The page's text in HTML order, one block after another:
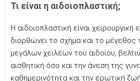
Τι είναι η αιδοιοπλαστική;
Η αιδοιοπλαστική είναι
διορθώνει το σχήμα και το μέγεθος
μεγάλων χειλέων του αιδοίου,
αισθητική όσο και την άνεση της
καθημερινότητα και την ερωτική